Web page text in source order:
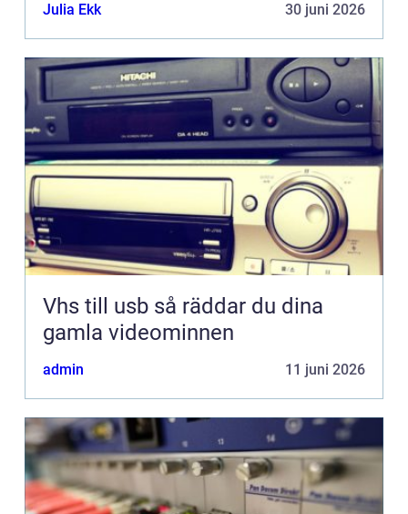
Julia Ekk 30 juni 2026
Vhs till usb så räddar du dina
gamla videominnen
admin 11 juni 2026